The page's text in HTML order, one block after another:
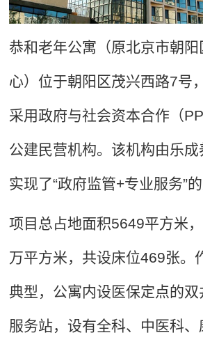
恭和老年公寓（原北京市朝阳
心）位于朝阳区茂兴西路7号
采用政府与社会资本合作（
公建民营机构。该机构由乐成
实现了“政府监管+专业服务”的
项目总占地面积5649平方米
万平方米，共设床位469张。
典型，公寓内设医保定点的
服务站，设有全科、中医科